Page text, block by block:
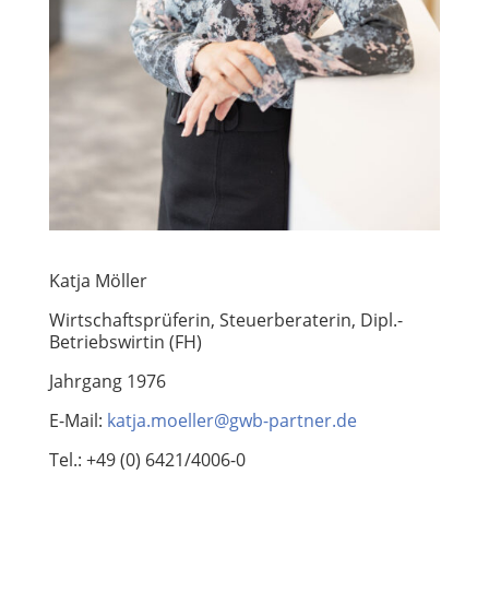
Katja Möller
Wirtschaftsprüferin, Steuerberaterin, Dipl.-
Betriebswirtin (FH)
Jahrgang 1976
E-Mail: katja.moeller@gwb-partner.de
Tel.: +49 (0) 6421/4006-0